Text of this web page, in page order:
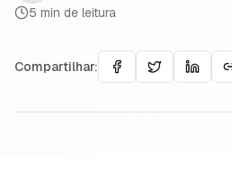
5 min de leitura
Compartilhar: